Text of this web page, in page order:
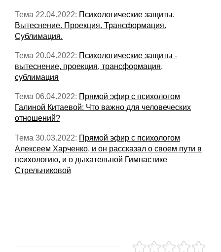
Тема 22.04.2022: Психологические защиты.
Вытеснение. Проекция. Трансформация.
Сублимация.
Тема 20.04.2022: Психологические защиты -
вытеснение, проекция, трансформация,
сублимация
Тема 06.04.2022: Прямой эфир с психологом
Галиной Китаевой: Что важно для человеческих
отношений?
Тема 30.03.2022: Прямой эфир с психологом
Алексеем Харченко, и он рассказал о своем пути в
психологию, и о дыхательной Гимнастике
Стрельниковой